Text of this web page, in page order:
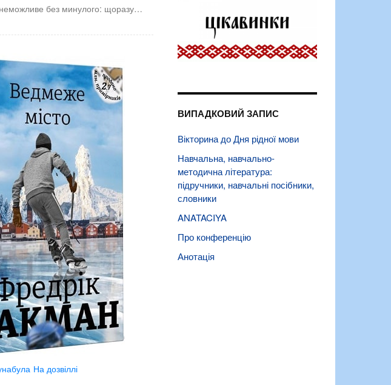
без минулого: щоразу…
На дозвіллі
ВИПАДКОВИЙ ЗАПИС
Вікторина до Дня рідної мови
Навчальна, навчально-
методична література:
підручники, навчальні посібники,
словники
ANATACIYA
Про конференцію
Анотація